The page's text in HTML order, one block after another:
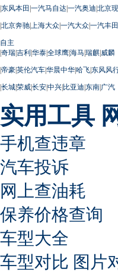
|东风本田 |一汽马自达|一汽奥迪|北京
|北京奔驰| 上海大众|一汽大众|一汽丰田
自主
|奇瑞|吉利|华泰|全球鹰|海马|瑞麒|威麟
|帝豪|英伦汽车|华晨中华|哈飞|东风风
|长城|荣威|长安|中兴|比亚迪|东南|广汽
实用工具
手机查违章
汽车投诉
网上查油耗
保养价格查询
车型大全
车型对比 图片